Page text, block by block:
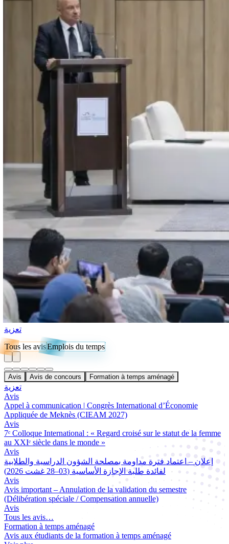
تعزية
Tous les avisEmplois du temps
Avis Avis de concours Formation à temps aménagé
تعزية
Avis
Appel à communication | Congrès International d’Économie
Appliquée de Meknès (CIEAM 2027)
Avis
7ᵉ Colloque International : « Regard croisé sur le statut de la femme
au XXIᵉ siècle dans le monde »
Avis
إعلان – اعتماد فترة مداومة بمصلحة الشؤون الدراسية والطلابية
لفائدة طلبة الإجازة الأساسية (03–28 غشت 2026)
Avis
Avis important – Annulation de la validation du semestre
(Délibération spéciale / Compensation annuelle)
Avis
Tous les avis…
Formation à temps aménagé
Avis aux étudiants de la formation à temps aménagé